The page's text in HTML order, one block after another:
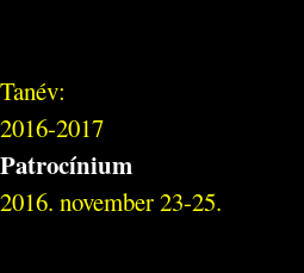
Tanév:
2016-2017
Patrocínium
2016. november 23-25.